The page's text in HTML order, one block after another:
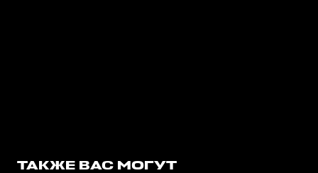
ТАКЖЕ ВАС МОГУТ